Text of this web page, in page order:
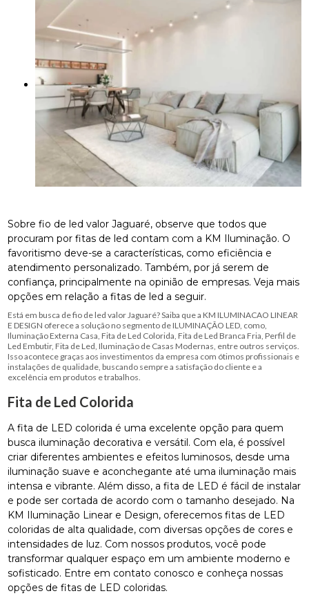
Sobre fio de led valor Jaguaré, observe que todos que
procuram por fitas de led contam com a KM Iluminação. O
favoritismo deve-se a características, como eficiência e
atendimento personalizado. Também, por já serem de
confiança, principalmente na opinião de empresas. Veja mais
opções em relação a fitas de led a seguir.
Está em busca de fio de led valor Jaguaré? Saiba que a KM ILUMINACAO LINEAR
E DESIGN oferece a solução no segmento de ILUMINAÇÃO LED, como,
Iluminação Externa Casa, Fita de Led Colorida, Fita de Led Branca Fria, Perfil de
Led Embutir, Fita de Led, Iluminação de Casas Modernas, entre outros serviços.
Isso acontece graças aos investimentos da empresa com ótimos profissionais e
instalações de qualidade, buscando sempre a satisfação do cliente e a
excelência em produtos e trabalhos.
Fita de Led Colorida
A fita de LED colorida é uma excelente opção para quem
busca iluminação decorativa e versátil. Com ela, é possível
criar diferentes ambientes e efeitos luminosos, desde uma
iluminação suave e aconchegante até uma iluminação mais
intensa e vibrante. Além disso, a fita de LED é fácil de instalar
e pode ser cortada de acordo com o tamanho desejado. Na
KM Iluminação Linear e Design, oferecemos fitas de LED
coloridas de alta qualidade, com diversas opções de cores e
intensidades de luz. Com nossos produtos, você pode
transformar qualquer espaço em um ambiente moderno e
sofisticado. Entre em contato conosco e conheça nossas
opções de fitas de LED coloridas.